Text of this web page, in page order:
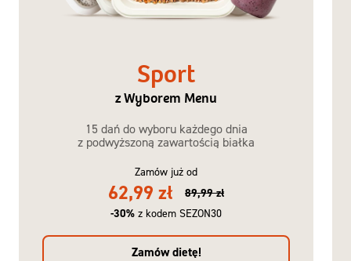
Sport
z Wyborem Menu
15 dań do wyboru każdego dnia
z podwyższoną zawartością białka
Zamów już od
62,99 zł
89,99 zł
-30% z kodem SEZON30
Zamów dietę!